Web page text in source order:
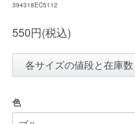
394318EC5112
550円(税込)
各サイズの値段と在庫数
色